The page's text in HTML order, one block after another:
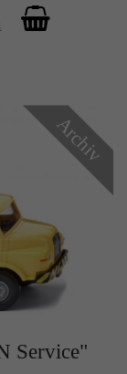
Archiv
Service"